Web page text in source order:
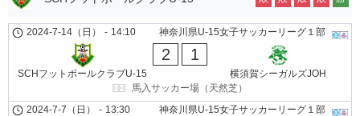
神奈川県U-15女子サッカーリーグ１部
2024-7-14（日） - 14:10
SCHフットボールクラブU-15
2 1
横須賀シーガルズJOH
馬入サッカー場（天然芝）
神奈川県U-15女子サッカーリーグ１部
2024-7-7（日） - 13:30